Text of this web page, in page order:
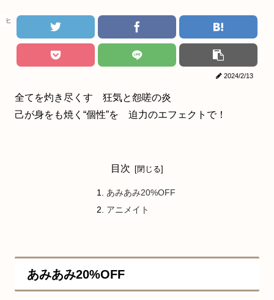
ヒロアカ
2024/2/13
全てを灼き尽くす 狂気と怨嗟の炎
己が身をも焼く“個性”を 迫力のエフェクトで！
目次
あみあみ20%OFF
アニメイト
あみあみ20%OFF